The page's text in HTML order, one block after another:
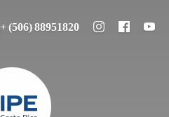
+ (506) 88951820